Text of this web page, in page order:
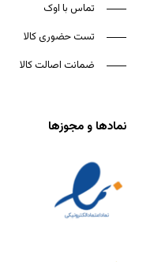
تماس با اوک
تست حضوری کالا
ضمانت اصالت کالا
نمادها و مجوزها